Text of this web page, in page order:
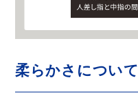
柔らかさについて